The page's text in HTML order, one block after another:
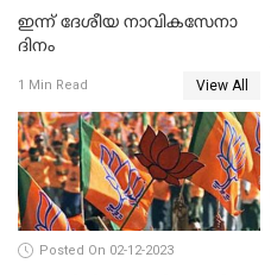
ഇന്ന് ദേശീയ നാവികസേനാ
ദിനം
1 Min Read View All
Posted On 02-12-2023